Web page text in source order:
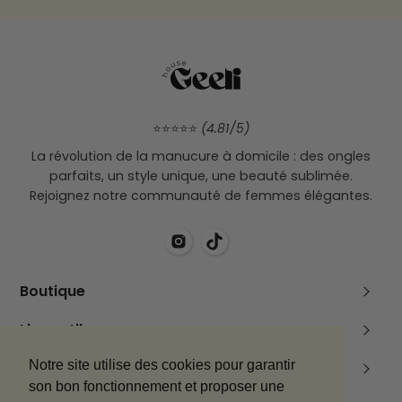
Notre site utilise des cookies pour garantir
son bon fonctionnement et proposer une
⭐⭐⭐⭐⭐ (4.81/5)
La révolution de la manucure à domicile : des ongles
parfaits, un style unique, une beauté sublimée.
Rejoignez notre communauté de femmes élégantes.
Boutique
Pack découverte
Accessoires
Liens utiles
À propos
Compte client
Mentions légales